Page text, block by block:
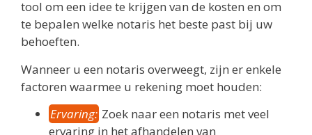
tool om een idee te krijgen van de kosten en om
te bepalen welke notaris het beste past bij uw
behoeften.
Wanneer u een notaris overweegt, zijn er enkele
factoren waarmee u rekening moet houden:
Ervaring: Zoek naar een notaris met veel
ervaring in het afhandelen van